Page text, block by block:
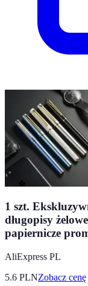
1 szt.
długopisy
papiernicze
AliExpress PL
5.6 PLNZobacz cenę